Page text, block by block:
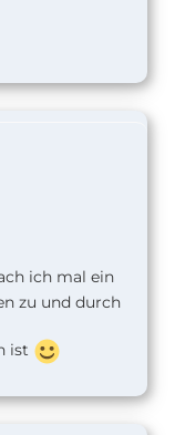
ich mal ein
zu und durch
ist